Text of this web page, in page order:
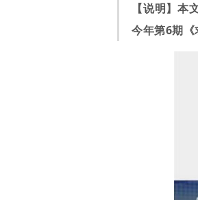
【说明】
今年第6期《